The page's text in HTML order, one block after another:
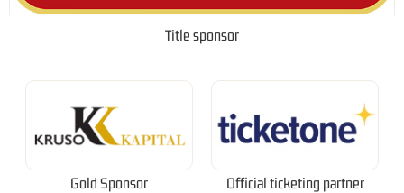
Title sponsor
Gold Sponsor Official ticketing partner